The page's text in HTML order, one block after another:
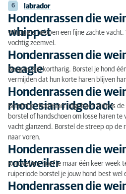
ridgeback
Hondenrassen die weinig
Hondenrassen die weinig
Hondenrassen die weinig
labrador
Hondenrassen die
whippet
Whippets hebben een fijne zachte
vochtig zeemvel.
Hondenrassen die
beagle
Beagles zijn kortharig. Borstel je hond
vermijden dat hun korte haren blijven
Hondenrassen die
rhodesian ridgeback
Borstel je rhodesian ridgeback tijdens
borstel of handschoen om losse haren te
vacht glanzend. Borstel de streep op de
naar voren.
Hondenrassen die
rottweiler
Rottweilers hoef je maar één keer week
ruiperiode borstel je jouw hond best wel
Hondenrassen die